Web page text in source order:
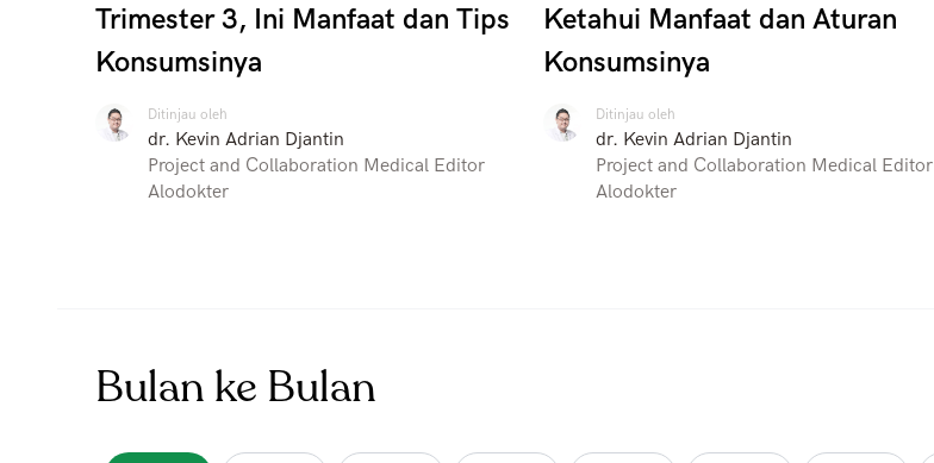
Trimester 3, Ini Manfaat dan Tips
Konsumsinya
Ditinjau oleh
dr. Kevin Adrian Djantin
Project and Collaboration Medical Editor
Alodokter
Ketahui Manfaat dan Aturan
Konsumsinya
Ditinjau oleh
dr. Kevin Adrian Djantin
Project and Collaboration Medical Editor
Alodokter
Bulan ke Bulan